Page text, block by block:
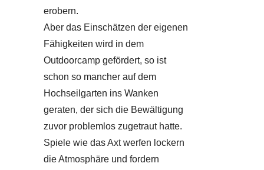
erobern.
Aber das Einschätzen der eigenen
Fähigkeiten wird in dem
Outdoorcamp gefördert, so ist
schon so mancher auf dem
Hochseilgarten ins Wanken
geraten, der sich die Bewältigung
zuvor problemlos zugetraut hatte.
Spiele wie das Axt werfen lockern
die Atmosphäre und fordern